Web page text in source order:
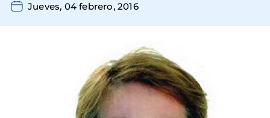
Jueves, 04 febrero, 2016